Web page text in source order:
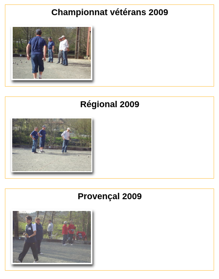
Championnat vétérans 2009
Régional 2009
Provençal 2009